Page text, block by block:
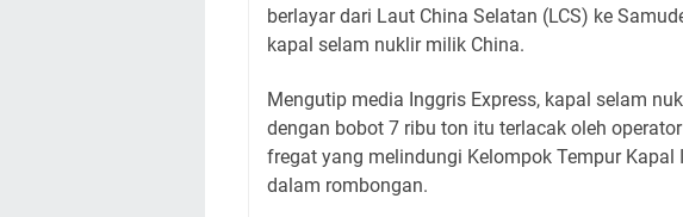
berlayar dari Laut China Selatan (LCS) ke
kapal selam nuklir milik China.
Mengutip media Inggris Express, kapal selam
dengan bobot 7 ribu ton itu terlacak oleh
fregat yang melindungi Kelompok Tempur Kapal
dalam rombongan.